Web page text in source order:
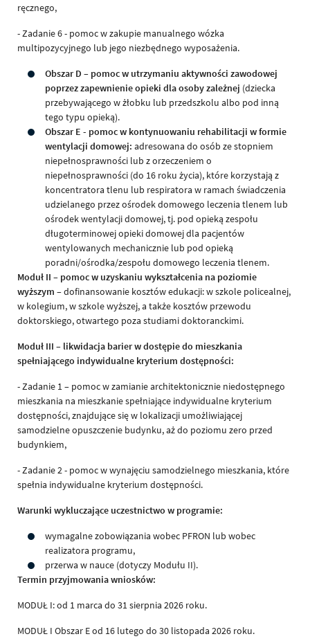
ręcznego,
- Zadanie 6 - pomoc w zakupie manualnego wózka
multipozycyjnego lub jego niezbędnego wyposażenia.
Obszar D – pomoc w utrzymaniu aktywności zawodowej
poprzez zapewnienie opieki dla osoby zależnej (dziecka
przebywającego w żłobku lub przedszkolu albo pod inną
tego typu opieką).
Obszar E - pomoc w kontynuowaniu rehabilitacji w formie
wentylacji domowej: adresowana do osób ze stopniem
niepełnosprawności lub z orzeczeniem o
niepełnosprawności (do 16 roku życia), które korzystają z
koncentratora tlenu lub respiratora w ramach świadczenia
udzielanego przez ośrodek domowego leczenia tlenem lub
ośrodek wentylacji domowej, tj. pod opieką zespołu
długoterminowej opieki domowej dla pacjentów
wentylowanych mechanicznie lub pod opieką
poradni/ośrodka/zespołu domowego leczenia tlenem.
Moduł II – pomoc w uzyskaniu wykształcenia na poziomie
wyższym – dofinansowanie kosztów edukacji: w szkole policealnej,
w kolegium, w szkole wyższej, a także kosztów przewodu
doktorskiego, otwartego poza studiami doktoranckimi.
Moduł III – likwidacja barier w dostępie do mieszkania
spełniającego indywidualne kryterium dostępności:
- Zadanie 1 – pomoc w zamianie architektonicznie niedostępnego
mieszkania na mieszkanie spełniające indywidualne kryterium
dostępności, znajdujące się w lokalizacji umożliwiającej
samodzielne opuszczenie budynku, aż do poziomu zero przed
budynkiem,
- Zadanie 2 - pomoc w wynajęciu samodzielnego mieszkania, które
spełnia indywidualne kryterium dostępności.
Warunki wykluczające uczestnictwo w programie:
wymagalne zobowiązania wobec PFRON lub wobec
realizatora programu,
przerwa w nauce (dotyczy Modułu II).
Termin przyjmowania wniosków:
MODUŁ I: od 1 marca do 31 sierpnia 2026 roku.
MODUŁ I Obszar E od 16 lutego do 30 listopada 2026 roku.